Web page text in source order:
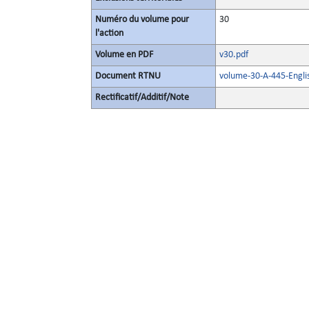
Numéro du volume pour
l'action
30
Volume en PDF v30.pdf
Document RTNU volume-30-A-445-
Rectificatif/Additif/Note